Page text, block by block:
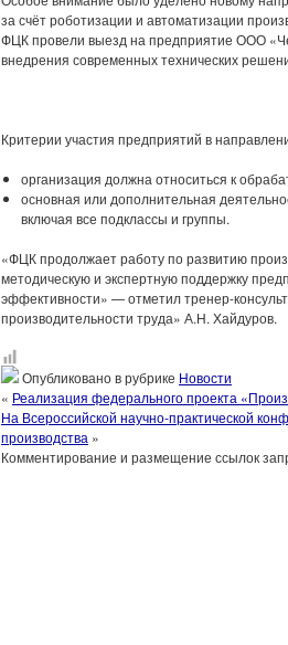
за счёт роботизации и автоматизации
ФЦК провели выезд на предприятие ООО
внедрения современных технических
Критерии участия предприятий в
организация должна относиться к
основная или дополнительная
включая все подклассы и группы.
«ФЦК продолжает работу по развитию
методическую и экспертную поддержку
эффективности» — отметил тренер-
производительности труда» А.Н. Хайдуров.
Опубликовано в рубрике Новости
« Реализация федерального проекта
На Всероссийской научно-практической
производства »
Комментирование и размещение ссылок